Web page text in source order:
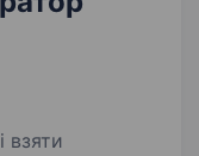
взяти